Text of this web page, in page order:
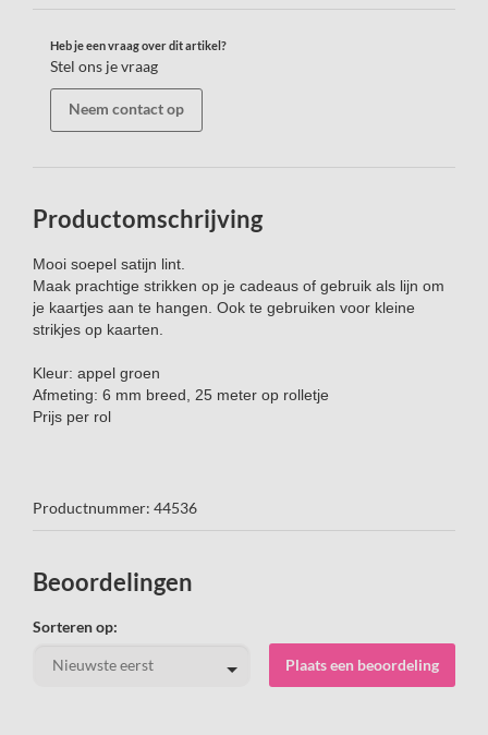
Heb je een vraag over dit artikel?
Stel ons je vraag
Neem contact op
Productomschrijving
Mooi soepel satijn lint.
Maak prachtige strikken op je cadeaus of gebruik als lijn om
je kaartjes aan te hangen. Ook te gebruiken voor kleine
strikjes op kaarten.
Kleur: appel groen
Afmeting: 6 mm breed, 25 meter op rolletje
Prijs per rol
Productnummer: 44536
Beoordelingen
Sorteren op:
Plaats een beoordeling